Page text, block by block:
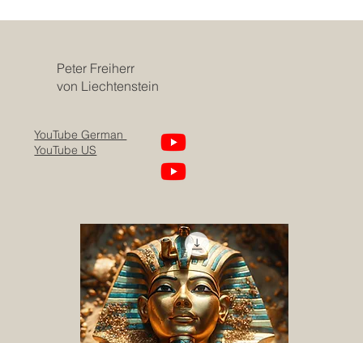
Peter Freiherr
von Liechtenstein
YouTube German
YouTube US